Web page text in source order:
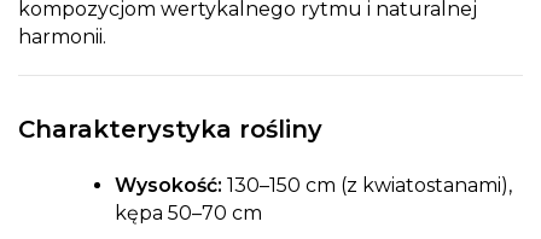
kompozycjom wertykalnego rytmu i naturalnej
harmonii.
Charakterystyka rośliny
Wysokość: 130–150 cm (z kwiatostanami),
kępa 50–70 cm